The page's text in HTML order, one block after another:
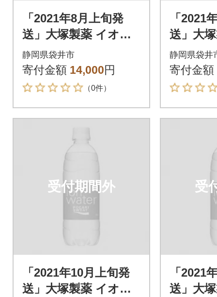
「2021年8月上旬発
送」大塚製薬 イオン
ウォーター 500ml×24
本
静岡県袋井市
寄付金額 14,000円
（0件）
「2021
送」大
ウォー
本
静岡県袋井
寄付金額
受付期間外
「2021年10月上旬発
送」大塚製薬 イオン
受
「2021
送」大